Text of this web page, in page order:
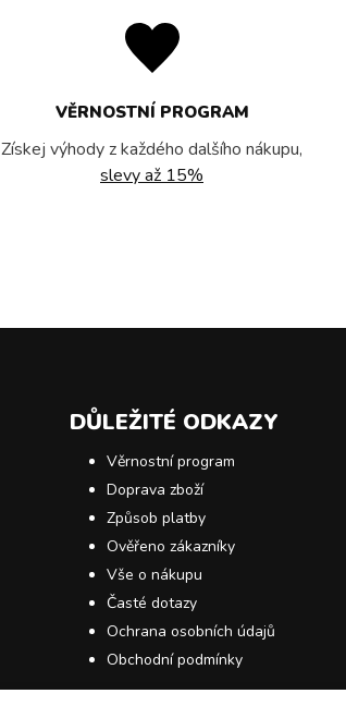
VĚRNOSTNÍ PROGRAM
Získej výhody z každého dalšího nákupu,
slevy až 15%
DŮLEŽITÉ ODKAZY
Věrnostní program
Doprava zboží
Způsob platby
Ověřeno zákazníky
Vše o nákupu
Časté dotazy
Ochrana osobních údajů
Obchodní podmínky